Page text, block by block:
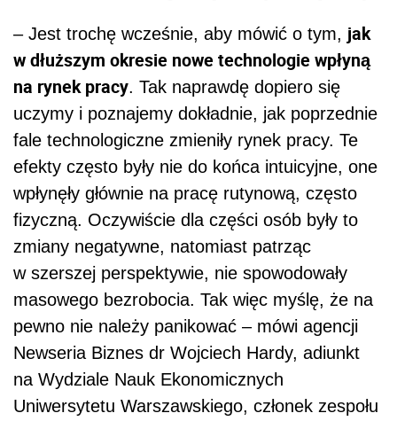
– Jest trochę wcześnie, aby mówić o tym, jak
w dłuższym okresie nowe technologie wpłyną
na rynek pracy. Tak naprawdę dopiero się
uczymy i poznajemy dokładnie, jak poprzednie
fale technologiczne zmieniły rynek pracy. Te
efekty często były nie do końca intuicyjne, one
wpłynęły głównie na pracę rutynową, często
fizyczną. Oczywiście dla części osób były to
zmiany negatywne, natomiast patrząc
w szerszej perspektywie, nie spowodowały
masowego bezrobocia. Tak więc myślę, że na
pewno nie należy panikować – mówi agencji
Newseria Biznes dr Wojciech Hardy, adiunkt
na Wydziale Nauk Ekonomicznych
Uniwersytetu Warszawskiego, członek zespołu